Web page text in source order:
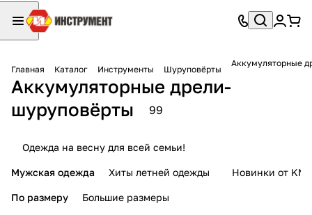
Главная Каталог Инструменты Шуруповёрты
Аккумуляторные
Аккумуляторные дрели-
шуруповёрты
99
Одежда на весну для всей семьи!
Мужская одежда Хиты летней одежды Новинки от KMI
По размеру Большие размеры